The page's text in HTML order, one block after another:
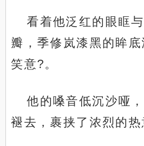
看着他泛红的眼眶
瓣，季修岚漆黑的眸
笑意?。
他的嗓音低沉沙哑
褪去，裹挟了浓烈的热